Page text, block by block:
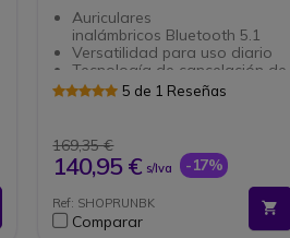
Auriculares
inalámbricos Bluetooth 5.1
Versatilidad para uso diario
Tecnología de cancelación de
ruido
emparejamiento simultáneo en
2 dispositivos
Sonido estéreo
2 modos de ecualización
personalizables
5 de 1 Reseñas
169,35 €
140,95 € s/Iva -17%
Ref: SHOPRUNBK
Comparar